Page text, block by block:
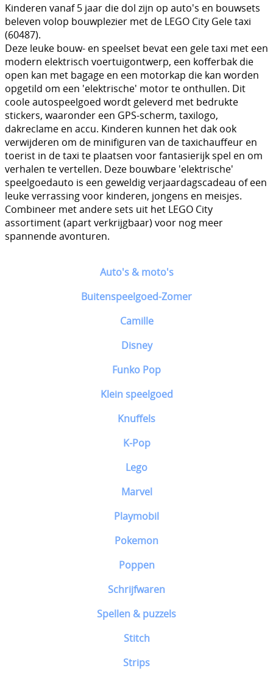
Auto's & moto's
Buitenspeelgoed-Zomer
Camille
Disney
Funko Pop
Klein speelgoed
Knuffels
K-Pop
Lego
Marvel
Playmobil
Pokemon
Poppen
Schrijfwaren
Spellen & puzzels
Stitch
Strips
Kinderen vanaf 5 jaar die dol zijn op auto's en bouwsets
beleven volop bouwplezier met de LEGO City Gele taxi
(60487).
Deze leuke bouw- en speelset bevat een gele taxi met een
modern elektrisch voertuigontwerp, een kofferbak die
open kan met bagage en een motorkap die kan worden
opgetild om een 'elektrische' motor te onthullen. Dit
coole autospeelgoed wordt geleverd met bedrukte
stickers, waaronder een GPS-scherm, taxilogo,
dakreclame en accu. Kinderen kunnen het dak ook
verwijderen om de minifiguren van de taxichauffeur en
toerist in de taxi te plaatsen voor fantasierijk spel en om
verhalen te vertellen. Deze bouwbare 'elektrische'
speelgoedauto is een geweldig verjaardagscadeau of een
leuke verrassing voor kinderen, jongens en meisjes.
Combineer met andere sets uit het LEGO City
assortiment (apart verkrijgbaar) voor nog meer
spannende avonturen.